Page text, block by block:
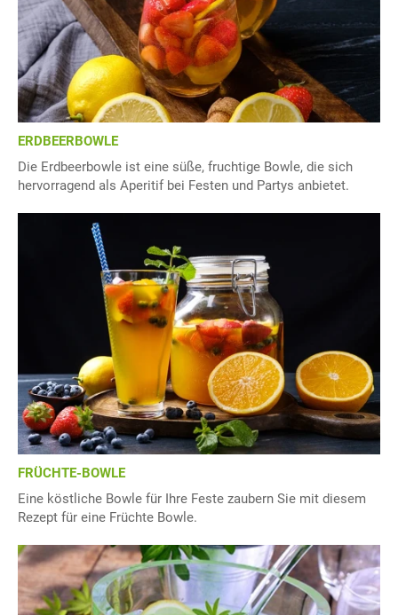
ERDBEERBOWLE
Die Erdbeerbowle ist eine süße, fruchtige Bowle, die sich
hervorragend als Aperitif bei Festen und Partys anbietet.
FRÜCHTE-BOWLE
Eine köstliche Bowle für Ihre Feste zaubern Sie mit diesem
Rezept für eine Früchte Bowle.